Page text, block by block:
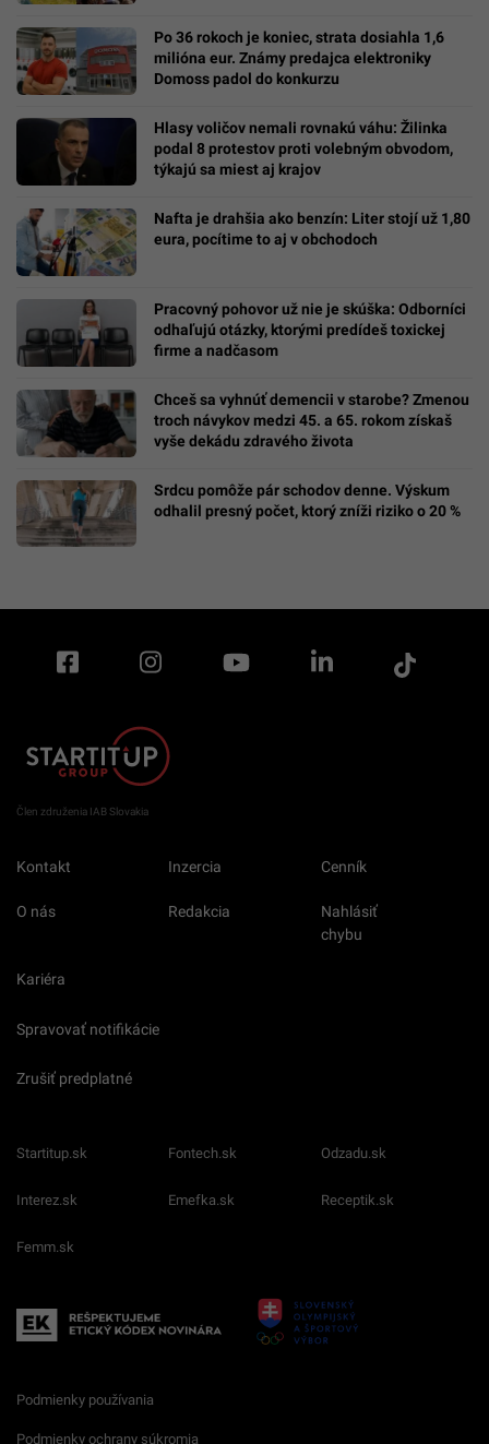
Po 36 rokoch je koniec, strata dosiahla 1,6
milióna eur. Známy predajca elektroniky
Domoss padol do konkurzu
Hlasy voličov nemali rovnakú váhu: Žilinka
podal 8 protestov proti volebným obvodom,
týkajú sa miest aj krajov
Nafta je drahšia ako benzín: Liter stojí už 1,80
eura, pocítime to aj v obchodoch
Pracovný pohovor už nie je skúška: Odborníci
odhaľujú otázky, ktorými predídeš toxickej
firme a nadčasom
Chceš sa vyhnúť demencii v starobe? Zmenou
troch návykov medzi 45. a 65. rokom získaš
vyše dekádu zdravého života
Srdcu pomôže pár schodov denne. Výskum
odhalil presný počet, ktorý zníži riziko o 20 %
Člen združenia IAB Slovakia
Kontakt Inzercia Cenník
O nás Redakcia
Nahlásiť
chybu
Kariéra
Spravovať notifikácie
Zrušiť predplatné
Startitup.sk Fontech.sk Odzadu.sk
Interez.sk Emefka.sk Receptik.sk
Femm.sk
Podmienky používania
Podmienky ochrany súkromia